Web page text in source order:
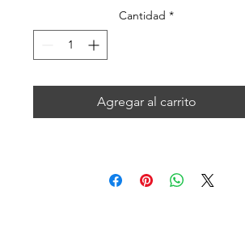
Cantidad *
Agregar al carrito